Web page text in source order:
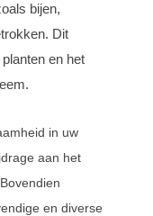
bijen,
Dit
en het
in uw
aan het
en diverse